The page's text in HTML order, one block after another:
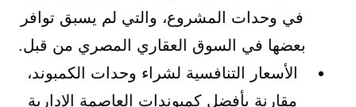
في وحدات المشروع، والتي لم يسبق توافر
بعضها في السوق العقاري المصري من قبل.
الأسعار التنافسية لشراء وحدات الكمبوند،
مقارنة بأفضل كمبوندات العاصمة الإدارية